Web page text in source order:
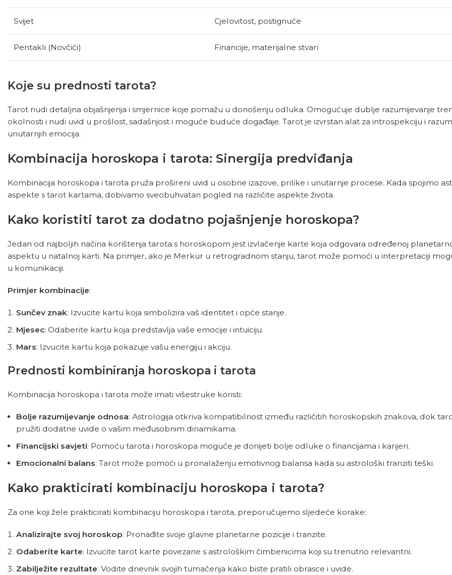
Svijet Cjelovitost, postignuće
Pentakli (Novčići) Financije, materijalne stvari
Koje su prednosti tarota?
Tarot nudi detaljna objašnjenja i smjernice koje pomažu u donošenju odluka. Omogućuje dublje razumijevanje
okolnosti i nudi uvid u prošlost, sadašnjost i moguće buduće događaje. Tarot je izvrstan alat za introspekciju i
unutarnjih emocija.
Kombinacija horoskopa i tarota: Sinergija predviđanja
Kombinacija horoskopa i tarota pruža prošireni uvid u osobne izazove, prilike i unutarnje procese. Kada spojimo
aspekte s tarot kartama, dobivamo sveobuhvatan pogled na različite aspekte života.
Kako koristiti tarot za dodatno pojašnjenje horoskopa?
Jedan od najboljih načina korištenja tarota s horoskopom jest izvlačenje karte koja odgovara određenoj
aspektu u natalnoj karti. Na primjer, ako je Merkur u retrogradnom stanju, tarot može pomoći u interpretaciji
u komunikaciji.
Primjer kombinacije:
Sunčev znak: Izvucite kartu koja simbolizira vaš identitet i opće stanje.
Mjesec: Odaberite kartu koja predstavlja vaše emocije i intuiciju.
Mars: Izvucite kartu koja pokazuje vašu energiju i akciju.
Prednosti kombiniranja horoskopa i tarota
Kombinacija horoskopa i tarota može imati višestruke koristi:
Bolje razumijevanje odnosa: Astrologija otkriva kompatibilnost između različitih horoskopskih znakova, dok
pružiti dodatne uvide o vašim međusobnim dinamikama.
Financijski savjeti: Pomoću tarota i horoskopa moguće je donijeti bolje odluke o financijama i karijeri.
Emocionalni balans: Tarot može pomoći u pronalaženju emotivnog balansa kada su astrološki tranziti teški.
Kako prakticirati kombinaciju horoskopa i tarota?
Za one koji žele prakticirati kombinaciju horoskopa i tarota, preporučujemo sljedeće korake:
Analizirajte svoj horoskop: Pronađite svoje glavne planetarne pozicije i tranzite.
Odaberite karte: Izvucite tarot karte povezane s astrološkim čimbenicima koji su trenutno relevantni.
Zabilježite rezultate: Vodite dnevnik svojih tumačenja kako biste pratili obrasce i uvide.